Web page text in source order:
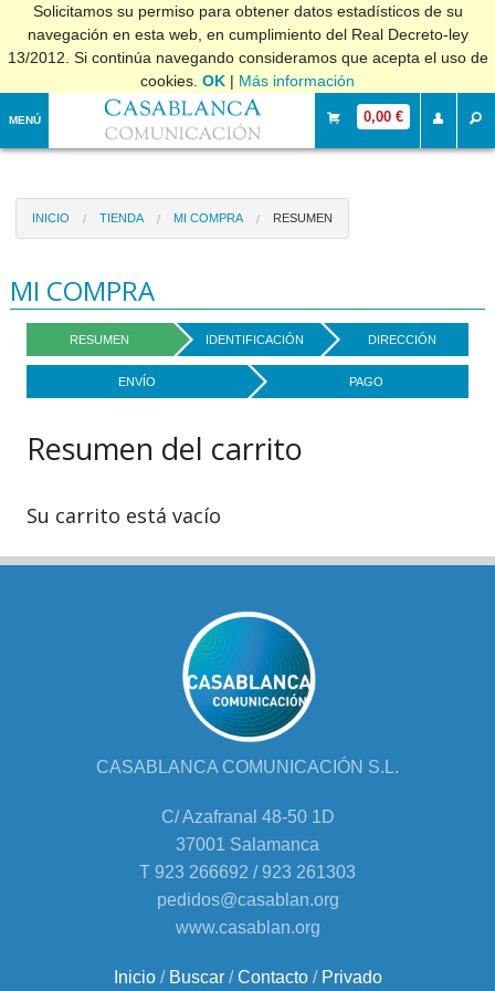
Solicitamos su permiso para obtener datos estadísticos de su
navegación en esta web, en cumplimiento del Real Decreto-ley
13/2012. Si continúa navegando consideramos que acepta el uso de
cookies. OK | Más información
MENÚ 0,00 €
INICIO TIENDA MI COMPRA RESUMEN
MI COMPRA
RESUMEN IDENTIFICACIÓN DIRECCIÓN
ENVÍO PAGO
Resumen del carrito
Su carrito está vacío
CASABLANCA COMUNICACIÓN S.L.
C/ Azafranal 48-50 1D
37001 Salamanca
T 923 266692 / 923 261303
pedidos@casablan.org
www.casablan.org
Inicio/ Buscar/Contacto/ Privado